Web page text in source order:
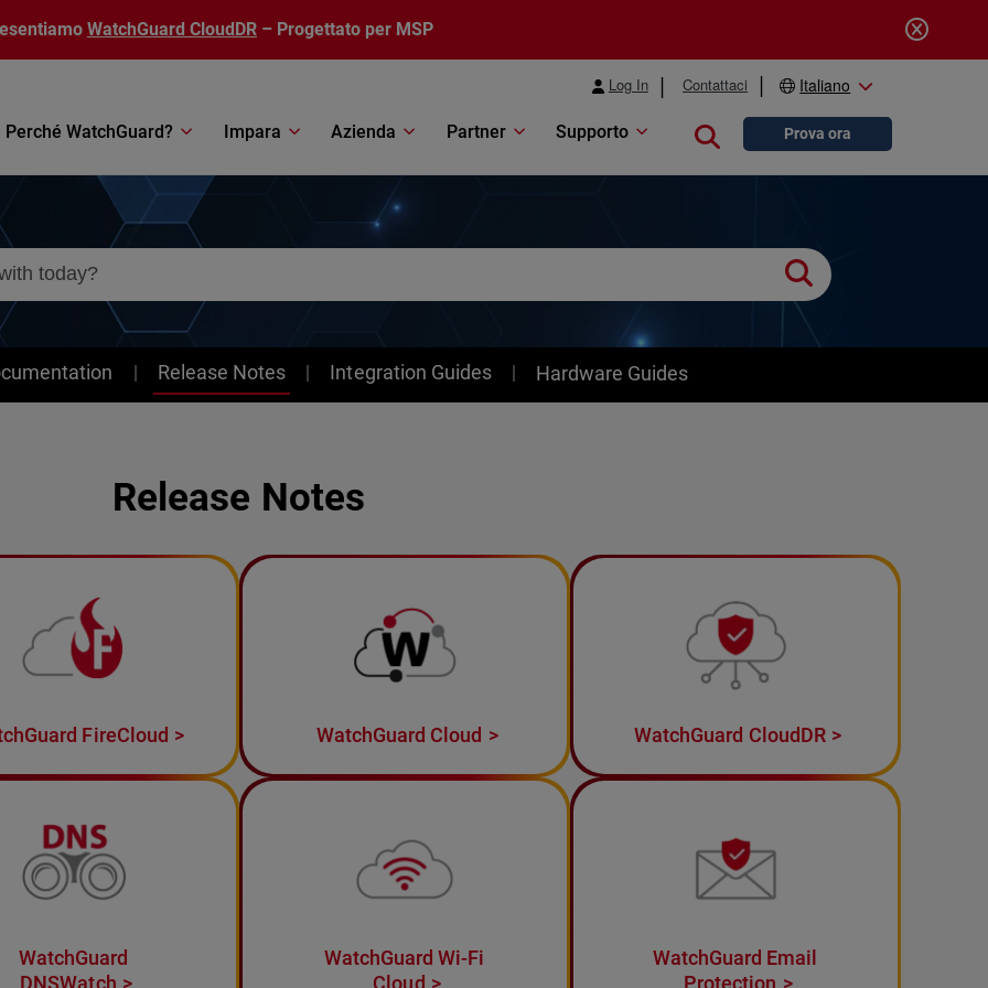
WatchGuard CloudDR – Progettato per MSP
Log In Contattaci Italiano
Perché WatchGuard? Impara Azienda Partner Supporto Close searchProva ora
Release Notes Integration Guides Hardware Guides
Release Notes
FireCloud WatchGuard Cloud WatchGuard CloudDR
WatchGuard
DNSWatch
WatchGuard Wi-Fi
Cloud
WatchGuard Email
Protection